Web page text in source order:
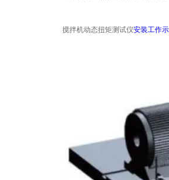
搅拌机动态扭矩测试仪安装工作